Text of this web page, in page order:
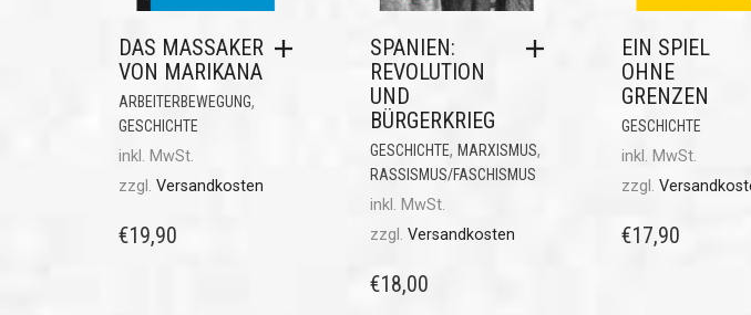
DAS MASSAKER
VON MARIKANA
ARBEITERBEWEGUNG,
GESCHICHTE
inkl. MwSt.
zzgl. Versandkosten
€19,90
SPANIEN:
REVOLUTION
UND
BÜRGERKRIEG
GESCHICHTE, MARXISMUS,
RASSISMUS/FASCHISMUS
inkl. MwSt.
zzgl. Versandkosten
€18,00
EIN SPIEL
OHNE
GRENZEN
GESCHICHTE
inkl. MwSt.
zzgl.
€17,90